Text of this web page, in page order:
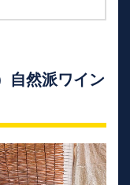
自然派ワイン